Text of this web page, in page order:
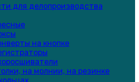
для делопроизводства
на кнопке
на молнии, на резинке